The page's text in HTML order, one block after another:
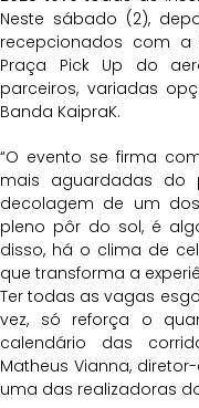
Neste sábado (2),
recepcionados com a
Praça Pick Up do
parceiros, variadas
Banda KaipraK.
“O evento se firma
mais aguardadas do
decolagem de um
pleno pôr do sol, é
disso, há o clima de
que transforma a
Ter todas as vagas
vez, só reforça o
calendário das
Matheus Vianna,
uma das realizadoras